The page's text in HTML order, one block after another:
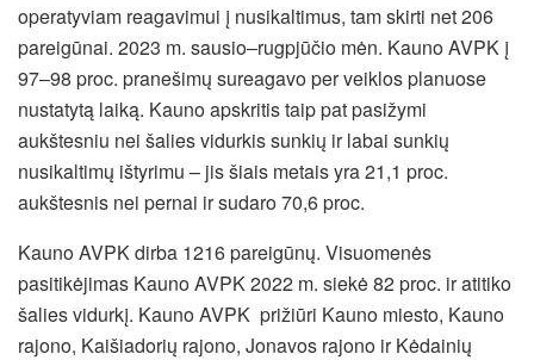
operatyviam reagavimui į nusikaltimus, tam skirti net 206
pareigūnai. 2023 m. sausio‒rugpjūčio mėn. Kauno AVPK į
97‒98 proc. pranešimų sureagavo per veiklos planuose
nustatytą laiką. Kauno apskritis taip pat pasižymi
aukštesniu nei šalies vidurkis sunkių ir labai sunkių
nusikaltimų ištyrimu – jis šiais metais yra 21,1 proc.
aukštesnis nei pernai ir sudaro 70,6 proc.
Kauno AVPK dirba 1216 pareigūnų. Visuomenės
pasitikėjimas Kauno AVPK 2022 m. siekė 82 proc. ir atitiko
šalies vidurkį. Kauno AVPK prižiūri Kauno miesto, Kauno
rajono, Kaišiadorių rajono, Jonavos rajono ir Kėdainių